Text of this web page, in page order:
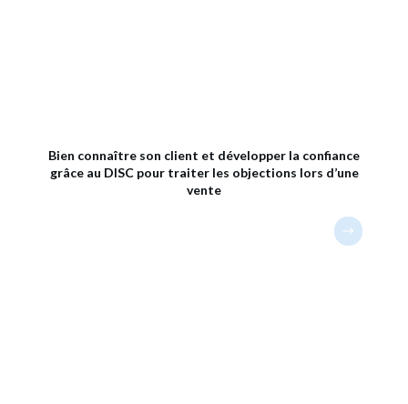
Bien connaître son client et développer la confiance
grâce au DISC pour traiter les objections lors d’une
vente